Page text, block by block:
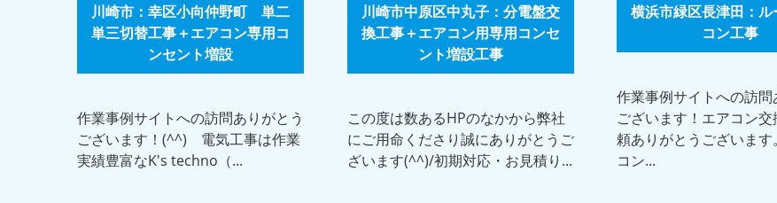
川崎市：幸区小向仲野町 単二
単三切替工事＋エアコン専用コ
ンセント増設
作業事例サイトへの訪問ありがとう
ございます！(^^) 電気工事は作業
実績豊富なK's techno（...
川崎市中原区中丸子：分電盤交
換工事＋エアコン用専用コンセ
ント増設工事
この度は数あるHPのなかから弊社
にご用命くださり誠にありがとうご
ざいます(^^)/初期対応・お見積り...
横浜市緑区長津田：
コン工事
作業事例サイトへの訪問
ございます！エアコン
頼ありがとうございます
コン...